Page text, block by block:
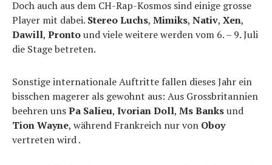
Doch auch aus dem CH-Rap-Kosmos sind einige grosse
Player mit dabei. Stereo Luchs, Mimiks, Nativ, Xen,
Dawill, Prontound viele weitere werden vom 6. – 9. Juli
die Stage betreten.
Sonstige internationale Auftritte fallen dieses Jahr ein
bisschen magerer als gewohnt aus: Aus Grossbritannien
beehren unsPa Salieu, Ivorian Doll, Ms Banksund
Tion Wayne, während Frankreich nur von Oboy
vertreten wird .